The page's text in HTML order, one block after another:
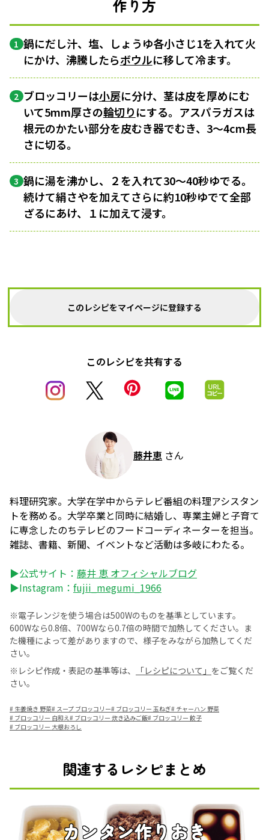
作り方
1 鍋にだし汁、塩、しょうゆ各小さじ1を入れて火
にかけ、沸騰したらボウルに移して冷ます。
2 ブロッコリーは小房に分け、茎は皮を厚めにむ
いて5mm厚さの輪切りにする。アスパラガスは
根元のかたい部分を皮むき器でむき、3〜4cm長
さに切る。
3 鍋に湯を沸かし、２を入れて30〜40秒ゆでる。
続けて絹さやを加えてさらに約10秒ゆでて全部
ざるにあけ、１に加えて浸す。
このレシピをマイページに登録する
このレシピを共有する
藤井恵 さん
料理研究家。大学在学中からテレビ番組の料理アシスタン
トを務める。大学卒業と同時に結婚し、専業主婦と子育て
に専念したのちテレビのフードコーディネーターを担当。
雑誌、書籍、新聞、イベントなど活動は多岐にわたる。
▶公式サイト： 藤井 恵 オフィシャルブログ
▶Instagram： fujii_megumi_1966
※電子レンジを使う場合は500Wのものを基準としています。
600Wなら0.8倍、700Wなら0.7倍の時間で加熱してください。ま
た機種によって差がありますので、様子をみながら加熱してくだ
さい。
※レシピ作成・表記の基準等は、
「レシピについて」 をご覧くだ
さい。
# 生姜焼き 野菜# スープ ブロッコリー# ブロッコリー 玉ねぎ# チャーハン 野菜
# ブロッコリー 白和え# ブロッコリー 炊き込みご飯# ブロッコリー 餃子
# ブロッコリー 大根おろし
関連するレシピまとめ
カンタン作りおき